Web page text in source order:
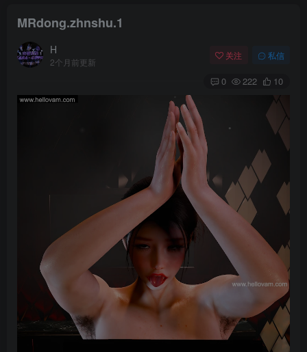
MRdong.zhnshu.1
H
2个月前更新
关注 私信
0 222 10